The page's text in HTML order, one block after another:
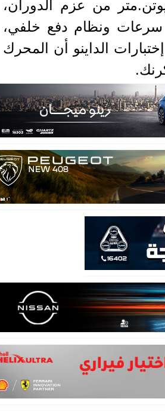
التوربو بقوة 755 حصان و800 نيوتن.متر من عزم الدوران،
سرعات ونظام دفع خلفي،
إختبارات الداينو أن المحرك